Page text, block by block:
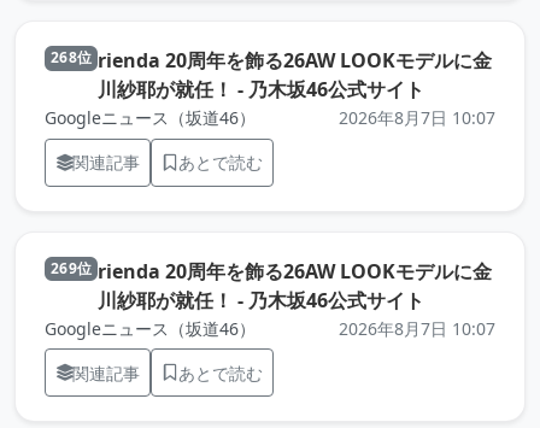
268位 rienda 20周年を飾る26AW LOOKモデルに金
川紗耶が就任！ - 乃木坂46公式サイト
Googleニュース（坂道46）
2026年8月7日 10:07
関連記事
あとで読む
269位 rienda 20周年を飾る26AW LOOKモデルに金
川紗耶が就任！ - 乃木坂46公式サイト
Googleニュース（坂道46）
2026年8月7日 10:07
関連記事
あとで読む